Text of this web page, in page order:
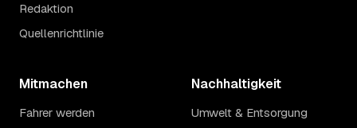
Redaktion
Quellenrichtlinie
Mitmachen
Fahrer werden
Nachhaltigkeit
Umwelt & Entsorgung